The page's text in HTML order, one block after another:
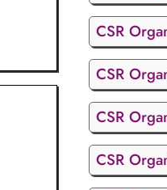
CSR
CSR
CSR
CSR